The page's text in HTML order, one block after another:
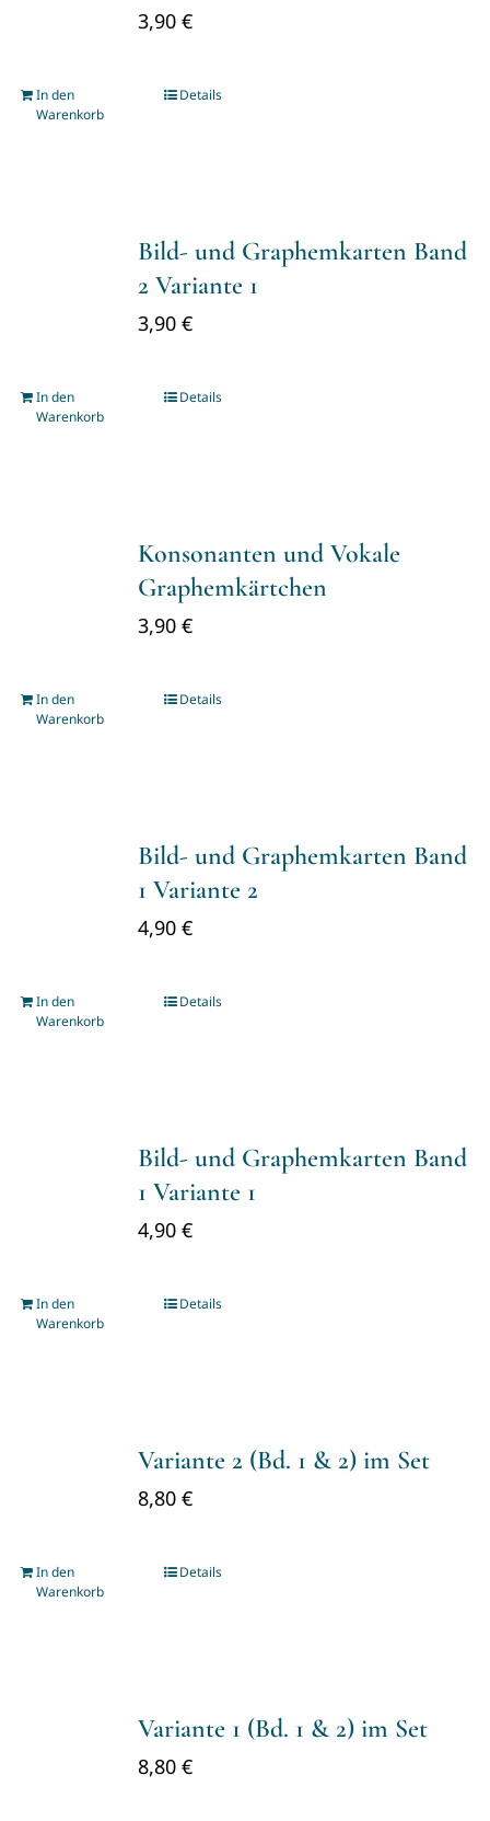
3,90 €
In den
Warenkorb
Details
Bild- und Graphemkarten Band
2 Variante 1
3,90 €
In den
Warenkorb
Details
Konsonanten und Vokale
Graphemkärtchen
3,90 €
In den
Warenkorb
Details
Bild- und Graphemkarten Band
1 Variante 2
4,90 €
In den
Warenkorb
Details
Bild- und Graphemkarten Band
1 Variante 1
4,90 €
In den
Warenkorb
Details
Variante 2 (Bd. 1 & 2) im Set
8,80 €
In den
Warenkorb
Details
Variante 1 (Bd. 1 & 2) im Set
8,80 €